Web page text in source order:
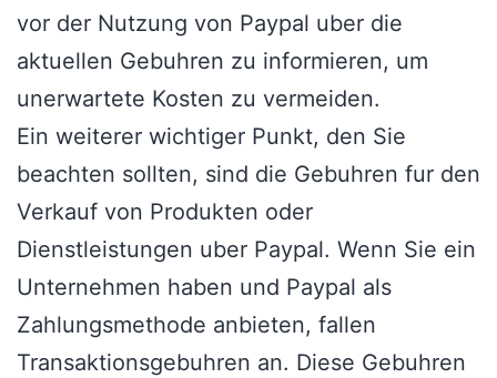
vor der Nutzung von Paypal uber die
aktuellen Gebuhren zu informieren, um
unerwartete Kosten zu vermeiden.
Ein weiterer wichtiger Punkt, den Sie
beachten sollten, sind die Gebuhren fur den
Verkauf von Produkten oder
Dienstleistungen uber Paypal. Wenn Sie ein
Unternehmen haben und Paypal als
Zahlungsmethode anbieten, fallen
Transaktionsgebuhren an. Diese Gebuhren